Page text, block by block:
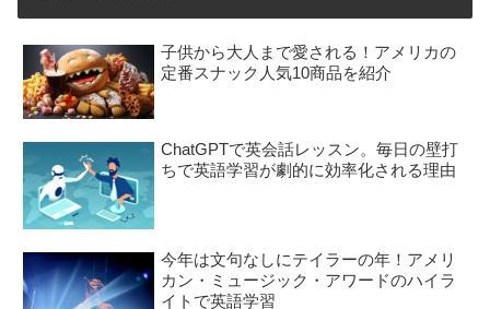
子供から大人まで愛される！アメリカの
定番スナック人気10商品を紹介
ChatGPTで英会話レッスン。毎日の壁打
ちで英語学習が劇的に効率化される理由
今年は文句なしにテイラーの年！アメリ
カン・ミュージック・アワードのハイラ
イトで英語学習